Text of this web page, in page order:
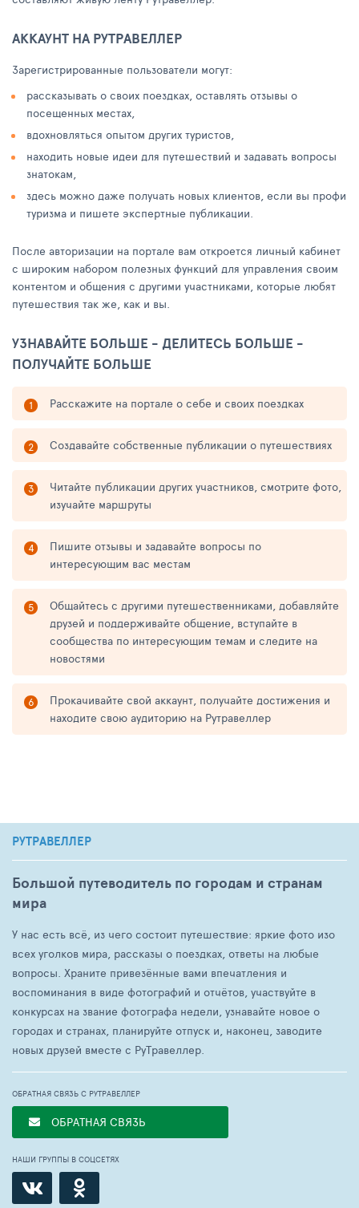
АККАУНТ НА РУТРАВЕЛЛЕР
Зарегистрированные пользователи могут:
рассказывать о своих поездках, оставлять отзывы о
посещенных местах,
вдохновляться опытом других туристов,
находить новые идеи для путешествий и задавать вопросы
знатокам,
здесь можно даже получать новых клиентов, если вы профи
туризма и пишете экспертные публикации.
После авторизации на портале вам откроется личный кабинет
с широким набором полезных функций для управления своим
контентом и общения с другими участниками, которые любят
путешествия так же, как и вы.
УЗНАВАЙТЕ БОЛЬШЕ - ДЕЛИТЕСЬ БОЛЬШЕ -
ПОЛУЧАЙТЕ БОЛЬШЕ
Расскажите на портале о себе и своих поездках
Создавайте собственные публикации о путешествиях
Читайте публикации других участников, смотрите фото,
изучайте маршруты
Пишите отзывы и задавайте вопросы по
интересующим вас местам
Общайтесь с другими путешественниками, добавляйте
друзей и поддерживайте общение, вступайте в
сообщества по интересующим темам и следите на
новостями
Прокачивайте свой аккаунт, получайте достижения и
находите свою аудиторию на Рутравеллер
РУТРАВЕЛЛЕР
Большой путеводитель по городам и странам
мира
У нас есть всё, из чего состоит путешествие: яркие фото изо
всех уголков мира, рассказы о поездках, ответы на любые
вопросы. Храните привезённые вами впечатления и
воспоминания в виде фотографий и отчётов, участвуйте в
конкурсах на звание фотографа недели, узнавайте новое о
городах и странах, планируйте отпуск и, наконец, заводите
новых друзей вместе с РуТравеллер.
ОБРАТНАЯ СВЯЗЬ С РУТРАВЕЛЛЕР
ОБРАТНАЯ СВЯЗЬ
НАШИ ГРУППЫ В СОЦСЕТЯХ